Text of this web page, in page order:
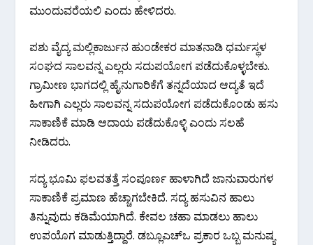
ಮುಂದುವರೆಯಲಿ ಎಂದು ಹೇಳಿದರು.
ಪಶು ವೈದ್ಯ ಮಲ್ಲಿಕಾರ್ಜುನ ಹುಂಡೇಕರ ಮಾತನಾಡಿ ಧರ್ಮಸ್ಥಳ
ಸಂಘದ ಸಾಲವನ್ನ ಎಲ್ಲರು ಸದುಪಯೋಗ ಪಡೆದುಕೊಳ್ಳಬೇಕು.
ಗ್ರಾಮೀಣ ಭಾಗದಲ್ಲಿ ಹೈನುಗಾರಿಕೆಗೆ ತನ್ನದೆಯಾದ ಆದ್ಯತೆ ಇದೆ
ಹೀಗಾಗಿ ಎಲ್ಲರು ಸಾಲವನ್ನ ಸದುಪಯೋಗ ಪಡೆದುಕೊಂಡು ಹಸು
ಸಾಕಾಣಿಕೆ‌ ಮಾಡಿ‌ ಆದಾಯ ಪಡೆದುಕೊಳ್ಳಿ ಎಂದು ಸಲಹೆ
ನೀಡಿದರು.
ಸದ್ಯ ಭೂಮಿ ಫಲವತತ್ತೆ ಸಂಪೂರ್ಣ ಹಾಳಾಗಿದೆ ಜಾನುವಾರುಗಳ
ಸಾಕಾಣಿಕೆ ಪ್ರಮಾಣ ಹೆಚ್ಚಾಗಬೇಕಿದೆ. ಸದ್ಯ ಹಸುವಿನ ಹಾಲು
ತಿನ್ನುವುದು ಕಡಿಮೆಯಾಗಿದೆ. ಕೇವಲ ಚಹಾ ಮಾಡಲು ಹಾಲು
ಉಪಯೊಗ ಮಾಡುತ್ತಿದ್ದಾರೆ. ಡಬ್ಲೂಎಚ್‌ಒ ಪ್ರಕಾರ ಒಬ್ಬ ಮನುಷ್ಯ